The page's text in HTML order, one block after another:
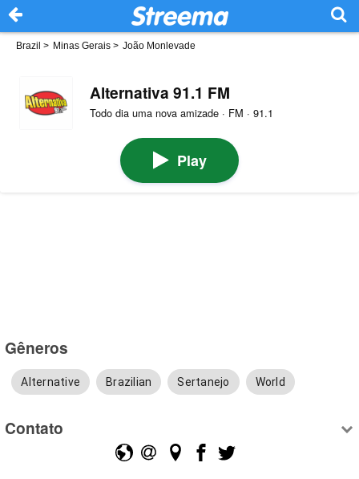
Brazil > Minas Gerais > João Monlevade
Alternativa 91.1 FM
Todo dia uma nova amizade · FM · 91.1
Play
Gêneros
Alternative Brazilian Sertanejo World
Contato